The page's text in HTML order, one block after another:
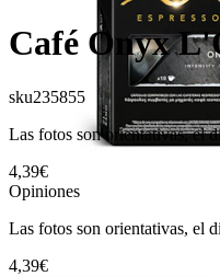
Café Onyx
sku235855
Las fotos son orientativas, el
4,39€
Opiniones
Las fotos son orientativas, el
4,39€